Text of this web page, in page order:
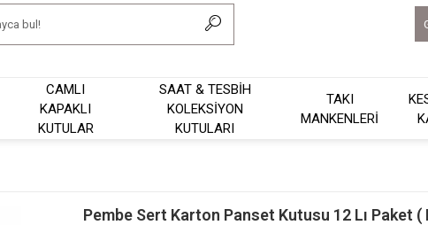
CAMLI
KAPAKLI
KUTULAR
SAAT & TESBİH
KOLEKSİYON
KUTULARI
TAKI
MANKENLERİ
Pembe Sert Karton Panset Kutusu 12 Lı Paket